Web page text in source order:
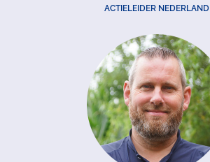
ACTIELEIDER NEDERLAND